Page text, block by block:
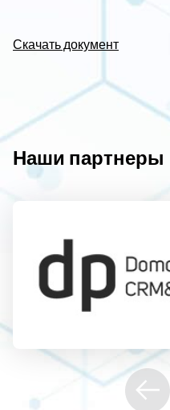
Скачать документ
Наши партнеры